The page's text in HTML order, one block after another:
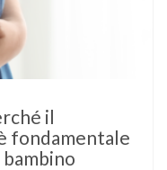
il
fondamentale
bambino